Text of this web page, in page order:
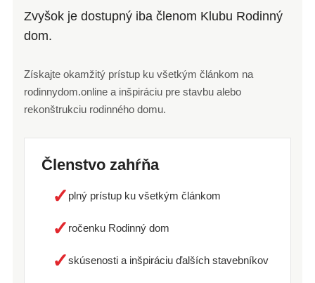
Zvyšok je dostupný iba členom Klubu Rodinný
dom.
Získajte okamžitý prístup ku všetkým článkom na
rodinnydom.online a inšpiráciu pre stavbu alebo
rekonštrukciu rodinného domu.
Členstvo zahŕňa
✓ plný prístup ku všetkým článkom
✓ ročenku Rodinný dom
✓skúsenosti a inšpiráciu ďalších stavebníkov